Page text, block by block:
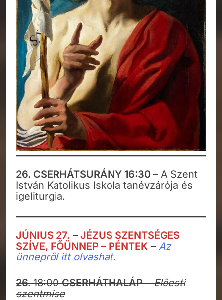
26. CSERHÁTSURÁNY 16:30 – A Szent
István Katolikus Iskola tanévzárója és
igeliturgia.
JÚNIUS 27. – JÉZUS SZENTSÉGES
SZÍVE, FŐÜNNEP – PÉNTEK – Az
ünnepről itt olvashat.
26.18:00CSERHÁTHALÁP–Előesti
szentmise